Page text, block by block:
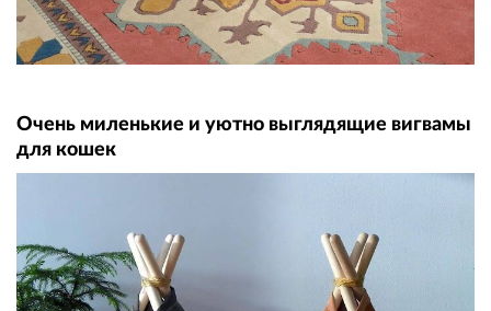
Очень миленькие и уютно выглядящие вигвамы
для кошек